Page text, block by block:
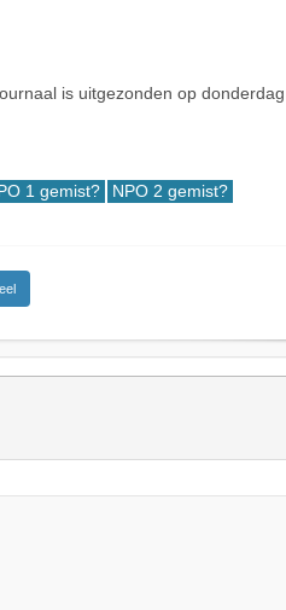
is uitgezonden op
1 gemist? NPO 2 gemist?